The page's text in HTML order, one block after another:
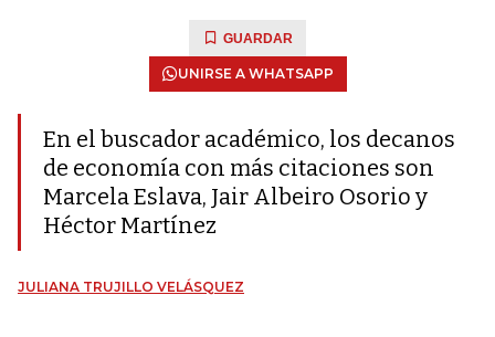
GUARDAR
UNIRSE A WHATSAPP
En el buscador académico, los decanos
de economía con más citaciones son
Marcela Eslava, Jair Albeiro Osorio y
Héctor Martínez
JULIANA TRUJILLO VELÁSQUEZ